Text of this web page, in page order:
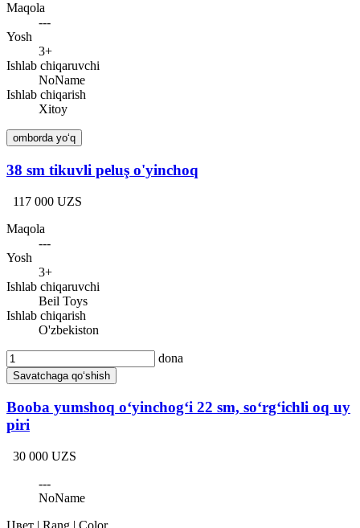
Maqola
---
Yosh
3+
Ishlab chiqaruvchi
NoName
Ishlab chiqarish
Xitoy
omborda yo‘q
38 sm tikuvli peluş o'yinchoq
117 000 UZS
Maqola
---
Yosh
3+
Ishlab chiqaruvchi
Beil Toys
Ishlab chiqarish
O'zbekiston
dona
Savatchaga qo‘shish
Booba yumshoq o‘yinchog‘i 22 sm, so‘rg‘ichli oq uy
piri
30 000 UZS
---
NoName